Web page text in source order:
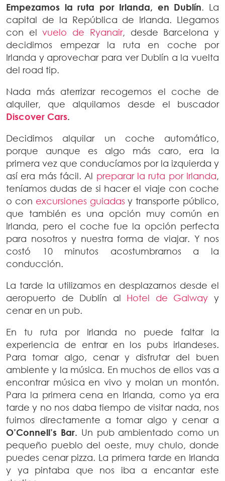
Empezamos la ruta por Irlanda, en Dublín. La
capital de la República de Irlanda. Llegamos
con elvuelo de Ryanair, desde Barcelona y
decidimos empezar la ruta en coche por
Irlanda y aprovechar para ver Dublín a la vuelta
del road tip.
Nada más aterrizar recogemos el coche de
alquiler, que alquilamos desde el buscador
Discover Cars.
Decidimos alquilar un coche automático,
porque aunque es algo más caro, era la
primera vez que conducíamos por la izquierda y
así era más fácil. Al preparar la ruta por Irlanda,
teníamos dudas de si hacer el viaje con coche
o con excursiones guiadasy transporte público,
que también es una opción muy común en
Irlanda, pero el coche fue la opción perfecta
para nosotros y nuestra forma de viajar. Y nos
costó 10 minutos acostumbrarnos a la
conducción.
La tarde la utilizamos en desplazarnos desde el
aeropuerto de Dublín al Hotel de Galway y
cenar en un pub.
En tu ruta por Irlanda no puede faltar la
experiencia de entrar en los pubs irlandeses.
Para tomar algo, cenar y disfrutar del buen
ambiente y la música. En muchos de ellos vas a
encontrar música en vivo y molan un montón.
Para la primera cena en Irlanda, como ya era
tarde y no nos daba tiempo de visitar nada, nos
fuimos directamente a tomar algo y cenar a
O’Connell’s Bar. Un pub ambientado como un
pequeño pueblo del oeste, muy chulo, donde
puedes cenar pizza. La primera tarde en Irlanda
y ya pintaba que nos iba a encantar este